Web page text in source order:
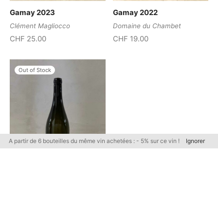
A partir de 6 bouteilles du même vin achetées : - 5% sur ce vin ! Ignorer
Gamay 2023
Clément Magliocco
CHF 25.00
Gamay 2022
Domaine du Chambet
CHF 19.00
Out of Stock